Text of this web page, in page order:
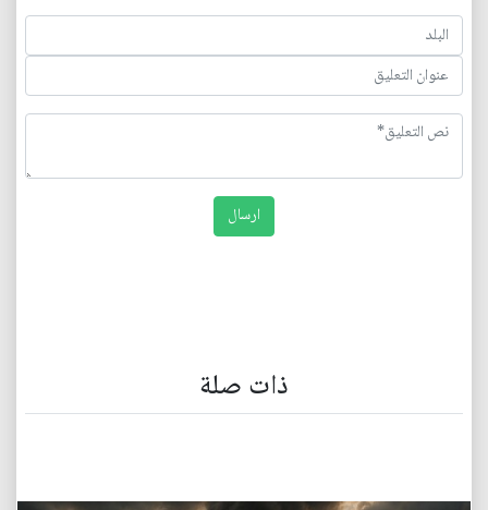
ذات صلة